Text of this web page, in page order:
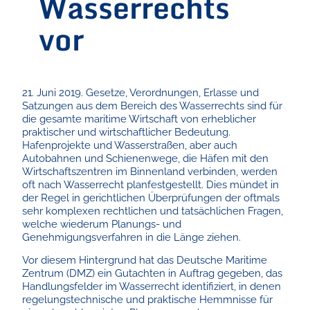
vor
21. Juni 2019. Gesetze, Verordnungen, Erlasse und
Satzungen aus dem Bereich des Wasserrechts sind für
die gesamte maritime Wirtschaft von erheblicher
praktischer und wirtschaftlicher Bedeutung.
Hafenprojekte und Wasserstraßen, aber auch
Autobahnen und Schienenwege, die Häfen mit den
Wirtschaftszentren im Binnenland verbinden, werden
oft nach Wasserrecht planfestgestellt. Dies mündet in
der Regel in gerichtlichen Überprüfungen der oftmals
sehr komplexen rechtlichen und tatsächlichen Fragen,
welche wiederum Planungs- und
Genehmigungsverfahren in die Länge ziehen.
Vor diesem Hintergrund hat das Deutsche Maritime
Zentrum (DMZ) ein Gutachten in Auftrag gegeben, das
Handlungsfelder im Wasserrecht identifiziert, in denen
regelungstechnische und praktische Hemmnisse für